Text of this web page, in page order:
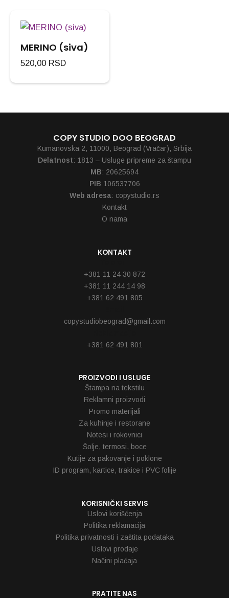
MERINO (siva)
520,00 RSD
COPY STUDIO DOO BEOGRAD
Kumanovska 2, 11000, Beograd (Vračar), Srbija
Delatnost: 1813 – Usluge pripreme za štampu
MB: 20625694
PIB 106537706
Web adresa: copystudio.rs
Kontakt
O nama
KONTAKT
+381 11 24 30 872
+381 11 244 14 98
+381 62 491 805
copystudiobeograd@gmail.com
+381 62 491 801
PROIZVODI I USLUGE
Štampa na tekstilu
Reklamni proizvodi
Promo materijali
Za kuhinje i restorane
Notesi i rokovnici
Šolje, termosi, boce
Kutije za pakovanje i poklone
ID program, kartice, trakice i PVC folije
KORISNIČKI SERVIS
Uslovi korišćenja
Politika reklamacija
Politika privatnosti i zaštita podataka
Uslovi prodaje
Načini plaćaja
PRATITE NAS